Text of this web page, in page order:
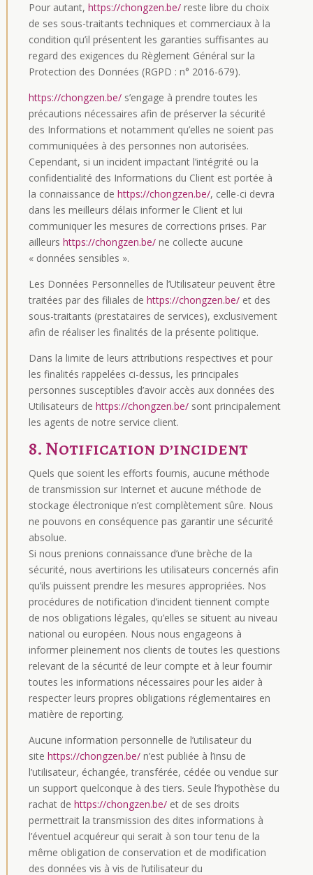
Pour autant, https://chongzen.be/reste libre du choix
de ses sous-traitants techniques et commerciaux à la
condition qu’il présentent les garanties suffisantes au
regard des exigences du Règlement Général sur la
Protection des Données (RGPD : n° 2016-679).
https://chongzen.be/s’engage à prendre toutes les
précautions nécessaires afin de préserver la sécurité
des Informations et notamment qu’elles ne soient pas
communiquées à des personnes non autorisées.
Cependant, si un incident impactant l’intégrité ou la
confidentialité des Informations du Client est portée à
la connaissance de https://chongzen.be/, celle-ci devra
dans les meilleurs délais informer le Client et lui
communiquer les mesures de corrections prises. Par
ailleurs https://chongzen.be/ne collecte aucune
« données sensibles ».
Les Données Personnelles de l’Utilisateur peuvent être
traitées par des filiales de https://chongzen.be/et des
sous-traitants (prestataires de services), exclusivement
afin de réaliser les finalités de la présente politique.
Dans la limite de leurs attributions respectives et pour
les finalités rappelées ci-dessus, les principales
personnes susceptibles d’avoir accès aux données des
Utilisateurs de https://chongzen.be/sont principalement
les agents de notre service client.
8. Notification d’incident
Quels que soient les efforts fournis, aucune méthode
de transmission sur Internet et aucune méthode de
stockage électronique n’est complètement sûre. Nous
ne pouvons en conséquence pas garantir une sécurité
absolue.
Si nous prenions connaissance d’une brèche de la
sécurité, nous avertirions les utilisateurs concernés afin
qu’ils puissent prendre les mesures appropriées. Nos
procédures de notification d’incident tiennent compte
de nos obligations légales, qu’elles se situent au niveau
national ou européen. Nous nous engageons à
informer pleinement nos clients de toutes les questions
relevant de la sécurité de leur compte et à leur fournir
toutes les informations nécessaires pour les aider à
respecter leurs propres obligations réglementaires en
matière de reporting.
Aucune information personnelle de l’utilisateur du
site https://chongzen.be/n’est publiée à l’insu de
l’utilisateur, échangée, transférée, cédée ou vendue sur
un support quelconque à des tiers. Seule l’hypothèse du
rachat de https://chongzen.be/et de ses droits
permettrait la transmission des dites informations à
l’éventuel acquéreur qui serait à son tour tenu de la
même obligation de conservation et de modification
des données vis à vis de l’utilisateur du